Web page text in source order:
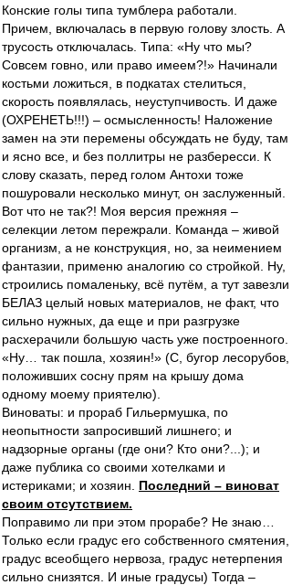
Конские голы типа тумблера работали.
Причем, включалась в первую голову злость. А
трусость отключалась. Типа: «Ну что мы?
Совсем говно, или право имеем?!» Начинали
костьми ложиться, в подкатах стелиться,
скорость появлялась, неуступчивость. И даже
(ОХРЕНЕТЬ!!!) – осмысленность! Наложение
замен на эти перемены обсуждать не буду, там
и ясно все, и без поллитры не разбересси. К
слову сказать, перед голом Антохи тоже
пошуровали несколько минут, он заслуженный.
Вот что не так?! Моя версия прежняя –
селекции летом пережрали. Команда – живой
организм, а не конструкция, но, за неимением
фантазии, применю аналогию со стройкой. Ну,
строились помаленьку, всё путём, а тут завезли
БЕЛАЗ целый новых материалов, не факт, что
сильно нужных, да еще и при разгрузке
расхерачили большую часть уже построенного.
«Ну… так пошла, хозяин!» (С, бугор лесорубов,
положивших сосну прям на крышу дома
одному моему приятелю).
Виноваты: и прораб Гильермушка, по
неопытности запросивший лишнего; и
надзорные органы (где они? Кто они?...); и
даже публика со своими хотелками и
истериками; и хозяин. Последний – виноват
своим отсутствием.
Поправимо ли при этом прорабе? Не знаю…
Только если градус его собственного смятения,
градус всеобщего нервоза, градус нетерпения
сильно снизятся. И иные градусы) Тогда –